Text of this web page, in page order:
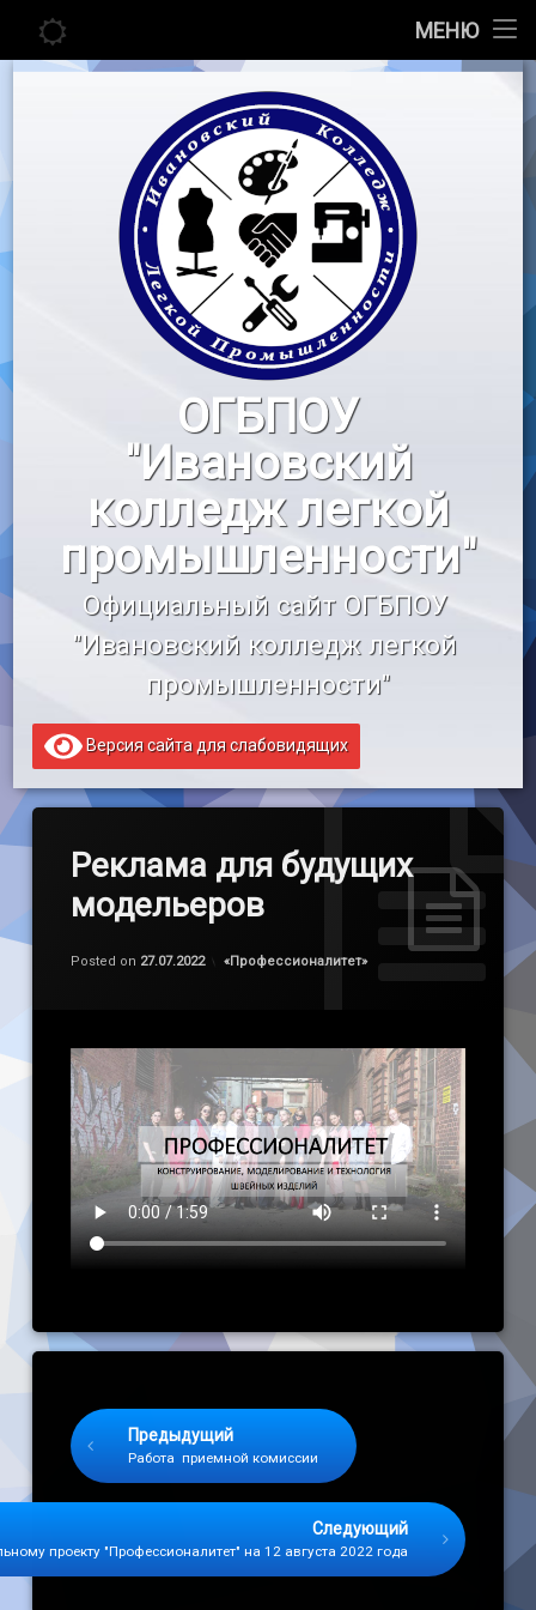
МЕНЮ
Главная
Педагогу
Воспитательная работа
«Профессионалы»
«Профессионалитет»
Образовательный кредит
Перейти
ОГБПОУ
"Ивановский
колледж легкой
промышленности"
Официальный сайт ОГБПОУ
"Ивановский колледж легкой
промышленности"
Версия сайта для слабовидящих
Реклама для будущих
модельеров
Posted on 27.07.2022
Обновлено на
by admin
Категории:
«Профессионалитет»
Предыдущий
Работа приемной комиссии
Следующий
проекту "Профессионалитет" на 12 августа 2022 года